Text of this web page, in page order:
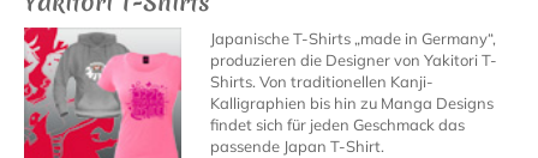
Japanische T-Shirts „made in Germany“,
produzieren die Designer von Yakitori T-
Shirts. Von traditionellen Kanji-
Kalligraphien bis hin zu Manga Designs
findet sich für jeden Geschmack das
passende Japan T-Shirt.